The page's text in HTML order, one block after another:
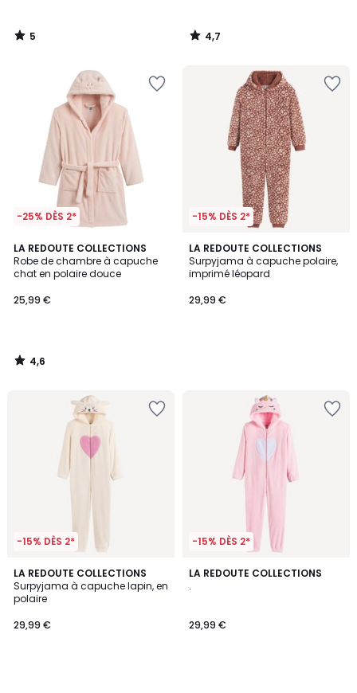
5
/
4,7
/
-25% DÈS 2*
LA REDOUTE COLLECTIONS
Robe de chambre à capuche
chat en polaire douce
25,99 €
4,6
/ 5
4,6
/
-15% DÈS 2*
LA REDOUTE COLLECTIONS
Surpyjama à capuche polaire,
imprimé léopard
29,99 €
-15% DÈS 2*
LA REDOUTE COLLECTIONS
Surpyjama à capuche lapin, en
polaire
29,99 €
-15% DÈS 2*
LA REDOUTE COLLECTIONS
.
29,99 €